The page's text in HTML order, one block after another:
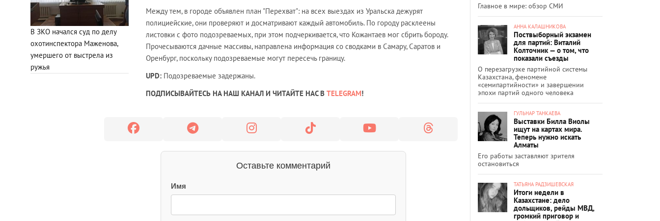
​​​​​​​В ЗКО начался суд по делу
охотинспектора Маженова,
умершего от выстрела из
ружья
Между тем, в городе объявлен план "Перехват": на всех выездах из Уральска дежурят
полициейские, они проверяют и досматривают каждый автомобиль. По городу расклеены
листовки с фото подозреваемых, при этом подчеркивается, что Кожантаев мог сбрить бороду.
Прочесываются дачные массивы, направлена информация со сводками в Самару, Саратов и
Оренбург, поскольку подозреваемые могут пересечь границу.
UPD: Подозреваемые задержаны.
ПОДПИСЫВАЙТЕСЬ НА НАШ КАНАЛ И ЧИТАЙТЕ НАС В TELEGRAM!
Оставьте комментарий
Имя
Главное в мире: обзор СМИ
АННА КАЛАШНИКОВА
Поствыборный экзамен
для партий: Виталий
Колточник — о том, что
показали съезды
О перезагрузке партийной системы
Казахстана, феномене
«семипартийности» и завершении
эпохи партий одного человека
ГУЛЬНАР ТАНКАЕВА
Выставки Билла Виолы
ищут на картах мира.
Теперь нужно искать
Алматы
Его работы заставляют зрителя
остановиться
ТАТЬЯНА РАДЗИШЕВСКАЯ
Итоги недели в
Казахстане: дело
дольщиков, рейды МВД,
громкий приговор и